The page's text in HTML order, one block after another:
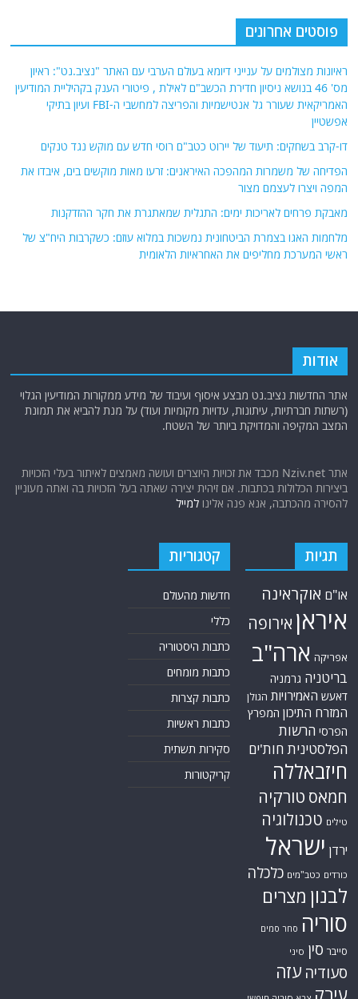
פוסטים אחרונים
ראיונות מצולמים על ענייני דיומא בעולם הערבי עם האתר "נציב.נט": ראיון
מס' 46 בנושא ניסיון חדירת הכשב"ם לאילת , פיטורי הענק בקהיליית המודיעין
האמריקאית שעורר גל אנטישמיות והפריצה למחשבי ה-FBI ועיון בתיקי
אפשטיין
דו-קרב בשחקים: תיעוד של יירוט כטב"ם רוסי חדש עם מוקש נגד טנקים
הפדיחה של משמרות המהפכה האיראנים: זרעו מאות מוקשים בים, איבדו את
המפה ויצרו לעצמם מצור
מאבקת פרחים לאריכות ימים: התגלית שמאתגרת את חקר ההזדקנות
מלחמות האגו בצמרת הביטחונית נמשכות במלוא עוזם: כשקרבות היח"צ של
ראשי המערכת מחליפים את האחראיות הלאומית
אודות
אתר החדשות נציב.נט מבצע איסוף ועיבוד של מידע ממקורות המודיעין הגלוי
(רשתות חברתיות, עיתונות, עדויות מקומיות ועוד) על מנת להביא את תמונת
המצב המקיפה והמדויקת ביותר של השטח.
אתר Nziv.net מכבד את זכויות היוצרים ועושה מאמצים לאיתור בעלי הזכויות
ביצירות הכלולות בכתבות. אם זיהית יצירה שאתה בעל הזכויות בה ואתה מעוניין
להסירה מהכתבה, אנא פנה אלינולמייל
תגיות
או"ם אוקראינה
איראן אירופה
אפריקה ארה"ב
בריטניה גרמניה
דאעש האמירויות הגולן
המזרח התיכון המפרץ
הפרסי הרשות
הפלסטינית חות'ים
חיזבאללה
חמאס טורקיה
טילים טכנולוגיה
ירדן ישראל
כורדים כטב"מים כלכלה
לבנון מצרים
סוריה סחר סמים
סייבר סין סיני
סעודיה עזה
קטגוריות
חדשות מהעולם
כללי
כתבות היסטוריה
כתבות מומחים
כתבות קצרות
כתבות ראשיות
סקירות תשתית
קריקטורות